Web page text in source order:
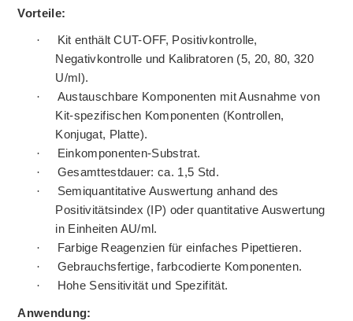
Vorteile:
·
Kit enthält CUT-OFF, Positivkontrolle,
Negativkontrolle und Kalibratoren (5, 20, 80, 320
U/ml).
·
Austauschbare Komponenten mit Ausnahme von
Kit-spezifischen Komponenten (Kontrollen,
Konjugat, Platte).
·
Einkomponenten-Substrat.
·
Gesamttestdauer: ca. 1,5 Std.
·
Semiquantitative Auswertung anhand des
Positivitätsindex (IP) oder quantitative Auswertung
in Einheiten AU/ml.
·
Farbige Reagenzien für einfaches Pipettieren.
·
Gebrauchsfertige, farbcodierte Komponenten.
·
Hohe Sensitivität und Spezifität.
Anwendung: